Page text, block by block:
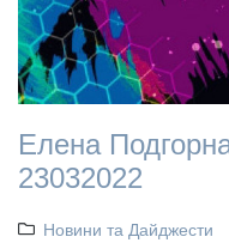
Елена
23032022
Новини та Дайджести